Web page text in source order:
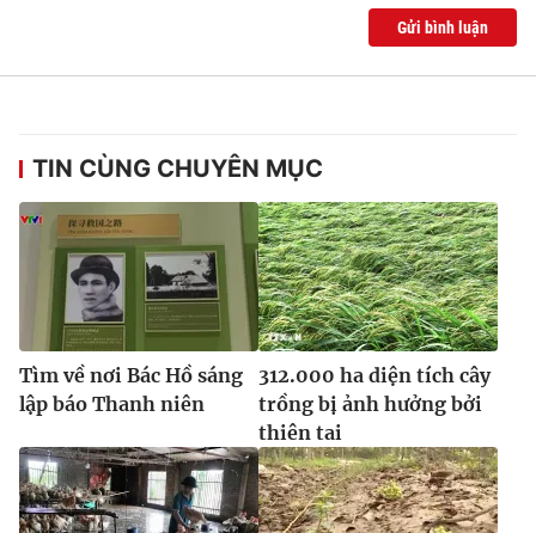
Gửi bình luận
TIN CÙNG CHUYÊN MỤC
Tìm về nơi Bác Hồ sáng
lập báo Thanh niên
312.000 ha diện tích cây
trồng bị ảnh hưởng bởi
thiên tai